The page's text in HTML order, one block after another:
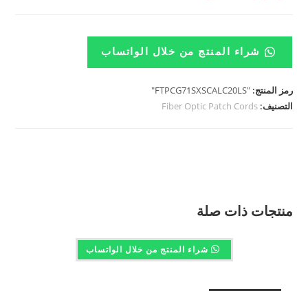
شراء المنتج من خلال الواتساب
رمز المنتج:"FTPCG71SXSCALC20LS"
التصنيف:Fiber Optic Patch Cords
منتجات ذات صلة
شراء المنتج من خلال الواتساب